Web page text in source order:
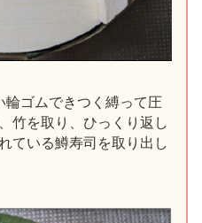
輪ゴムできつく縛って圧
竹を取り、ひっくり返し
ている鱒寿司を取り出し